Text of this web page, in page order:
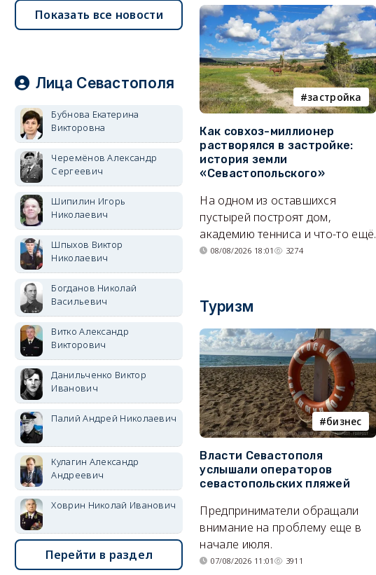
застройка
Как совхоз-миллионер
растворялся в застройке:
история земли
«Севастопольского»
На одном из оставшихся
пустырей построят дом,
академию тенниса и что-то ещё.
08/08/2026 18:01 3274
Туризм
бизнес
Власти Севастополя
услышали операторов
севастопольских пляжей
Предприниматели обращали
внимание на проблему еще в
начале июля.
07/08/2026 11:01 3911
Показать все новости
Лица Севастополя
Бубнова Екатерина
Викторовна
Черемёнов Александр
Сергеевич
Шипилин Игорь
Николаевич
Шпыхов Виктор
Николаевич
Богданов Николай
Васильевич
Витко Александр
Викторович
Данильченко Виктор
Иванович
Палий Андрей Николаевич
Кулагин Александр
Андреевич
Ховрин Николай Иванович
Перейти в раздел